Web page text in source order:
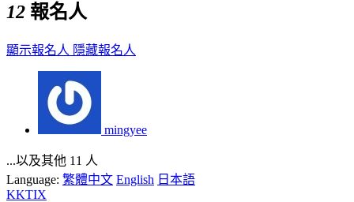
12 報名人
顯示報名人 隱藏報名人
mingyee
...以及其他 11 人
Language: 繁體中文 English 日本語
KKTIX